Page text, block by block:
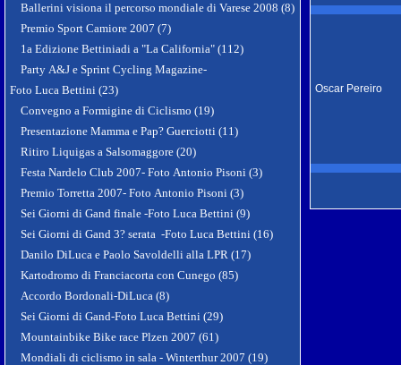
Ballerini visiona il percorso mondiale di Varese 2008 (8)
Premio Sport Camiore 2007 (7)
1a Edizione Bettiniadi a "La California" (112)
Party A&J e Sprint Cycling Magazine-
Foto Luca Bettini (23)
Convegno a Formigine di Ciclismo (19)
Presentazione Mamma e Pap? Guerciotti (11)
Ritiro Liquigas a Salsomaggore (20)
Festa Nardelo Club 2007- Foto Antonio Pisoni (3)
Premio Torretta 2007- Foto Antonio Pisoni (3)
Sei Giorni di Gand finale -Foto Luca Bettini (9)
Sei Giorni di Gand 3? serata -Foto Luca Bettini (16)
Danilo DiLuca e Paolo Savoldelli alla LPR (17)
Kartodromo di Franciacorta con Cunego (85)
Accordo Bordonali-DiLuca (8)
Sei Giorni di Gand-Foto Luca Bettini (29)
Mountainbike Bike race Plzen 2007 (61)
Mondiali di ciclismo in sala - Winterthur 2007 (19)
Oscar Pereiro